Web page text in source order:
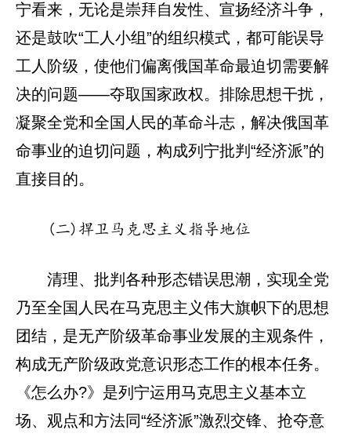
宁看来，无论是崇拜自发性、宣扬经济斗争，
还是鼓吹“工人小组”的组织模式，都可能误导
工人阶级，使他们偏离俄国革命最迫切需要解
决的问题——夺取国家政权。排除思想干扰，
凝聚全党和全国人民的革命斗志，解决俄国革
命事业的迫切问题，构成列宁批判“经济派”的
直接目的。
(二)捍卫马克思主义指导地位
清理、批判各种形态错误思潮，实现全党
乃至全国人民在马克思主义伟大旗帜下的思想
团结，是无产阶级革命事业发展的主观条件，
构成无产阶级政党意识形态工作的根本任务。
《怎么办?》是列宁运用马克思主义基本立
场、观点和方法同“经济派”激烈交锋、抢夺意